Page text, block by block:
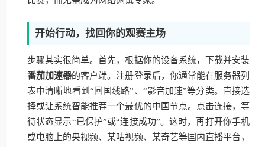
开始行动，找回你的观赛主场
步骤其实很简单。首先，根据你的设备系统，下载并安装
番茄加速器的客户端。注册登录后，你通常能在服务器列
表中清晰地看到“回国线路”、“影音加速”等分类。直接选
择或让系统智能推荐一个最优的中国节点。点击连接，等
待状态显示“已保护”或“连接成功”。这时，再打开你手机
或电脑上的央视频、某咕视频、某奇艺等国内直播平台，